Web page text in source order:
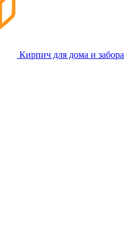
Кирпич для дома и забора